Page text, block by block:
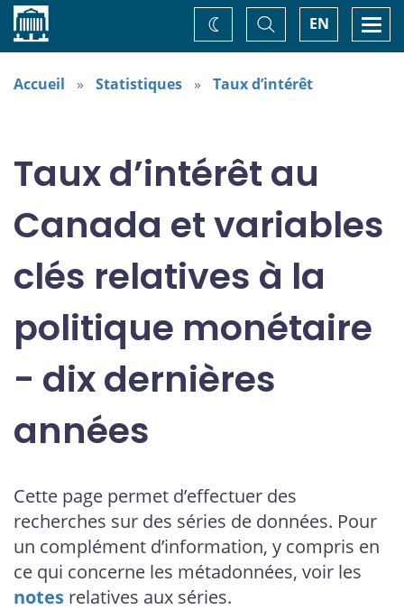
Accueil EN
Basculer
la
recherche
Changez
de
thème
Accueil Statistiques Taux d’intérêt
Taux d’intérêt au
Canada et variables
clés relatives à la
politique monétaire
- dix dernières
années
Cette page permet d’effectuer des
recherches sur des séries de données. Pour
un complément d’information, y compris en
ce qui concerne les métadonnées, voir les
notes relatives aux séries.